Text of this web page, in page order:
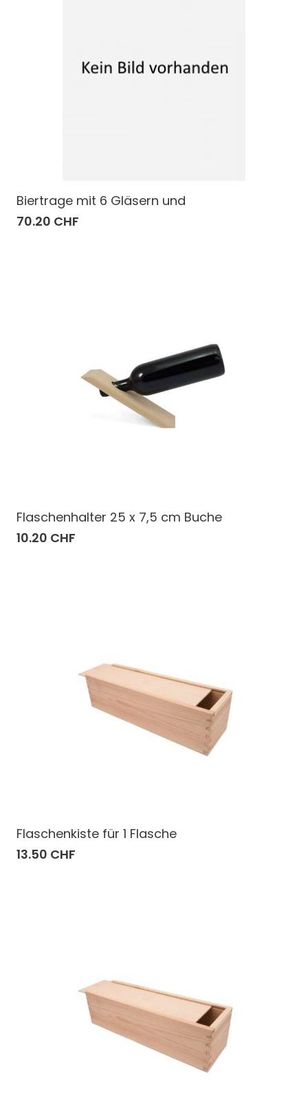
Biertrage mit 6 Gläsern und
70.20 CHF
Flaschenhalter 25 x 7,5 cm Buche
10.20 CHF
Flaschenkiste für 1 Flasche
13.50 CHF